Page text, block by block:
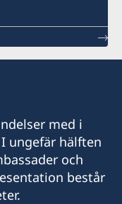
med i
ungefär hälften
och
består